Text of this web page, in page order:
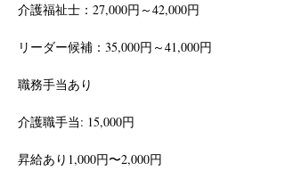
介護福祉士：27,000円～42,000円
リーダー候補：35,000円～41,000円
職務手当あり
介護職手当: 15,000円
昇給あり1,000円〜2,000円